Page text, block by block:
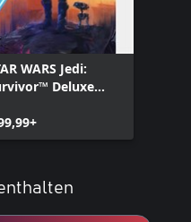
WARS Jedi:
Deluxe